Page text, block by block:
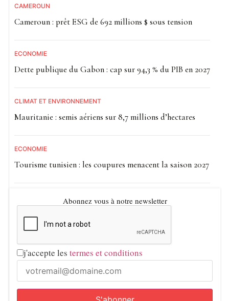
CAMEROUN
Cameroun : prêt ESG de 692 millions $ sous tension
ECONOMIE
Dette publique du Gabon : cap sur 94,3 % du PIB en 2027
CLIMAT ET ENVIRONNEMENT
Mauritanie : semis aériens sur 8,7 millions d’hectares
ECONOMIE
Tourisme tunisien : les coupures menacent la saison 2027
Abonnez vous à notre newsletter
j'accepte les termes et conditions